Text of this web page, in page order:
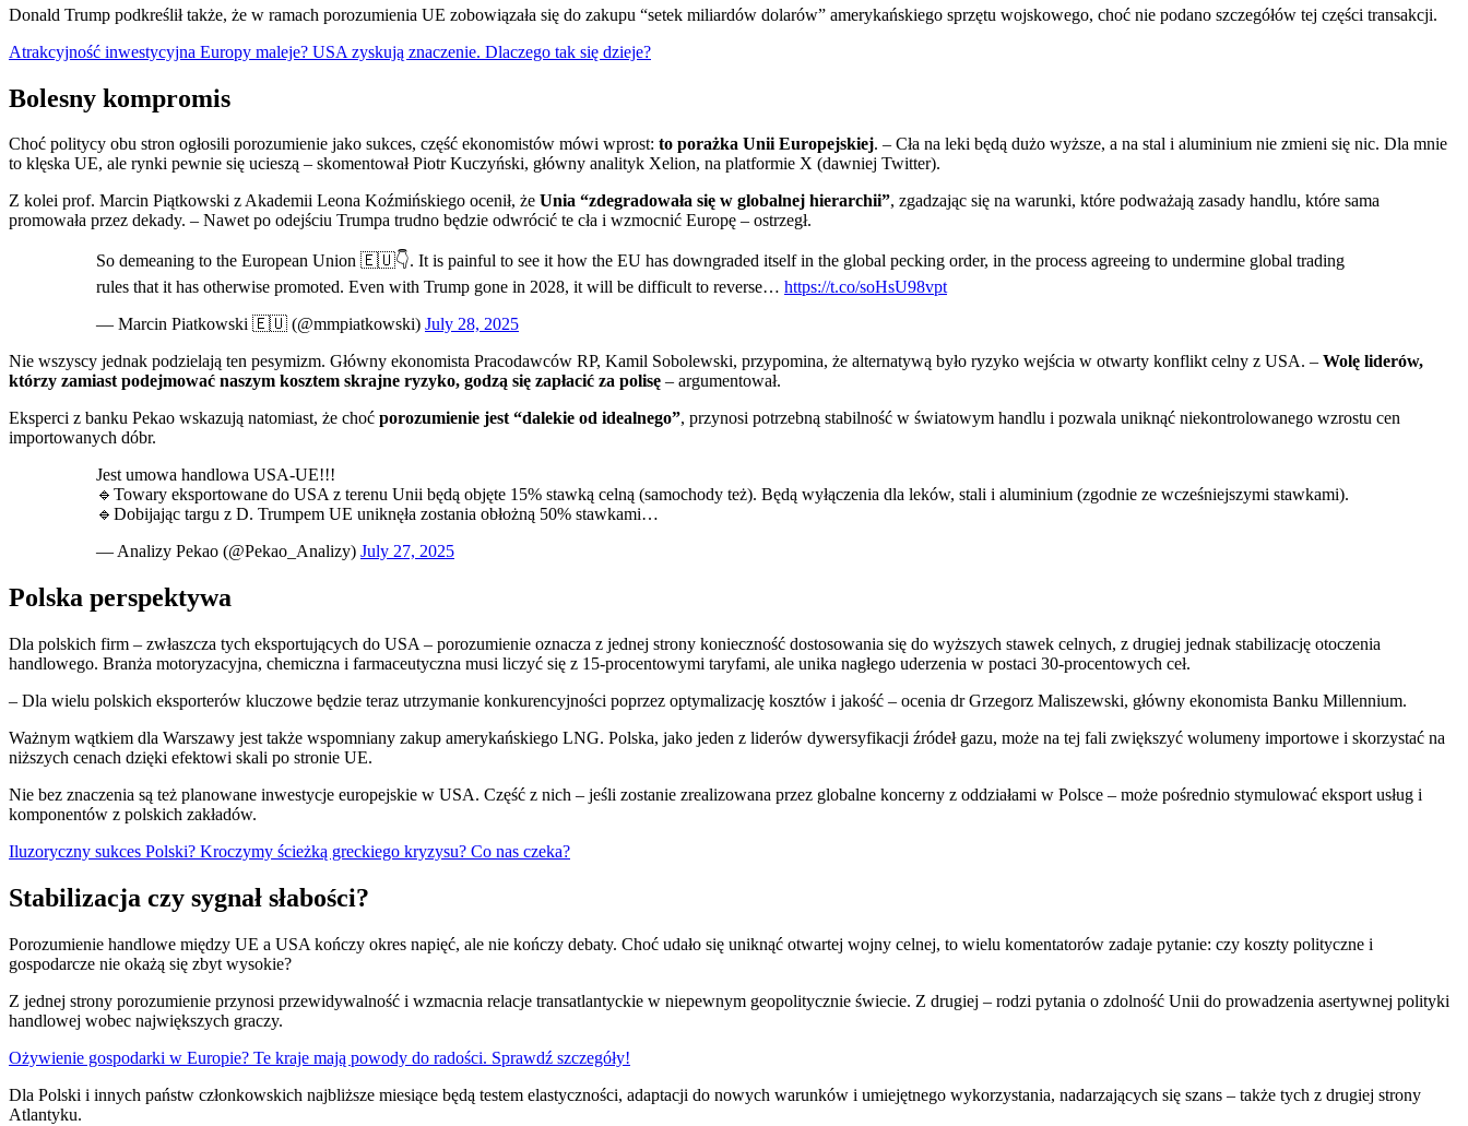
Donald Trump podkreślił także, że w ramach porozumienia UE zobowiązała się do zakupu “setek miliardów dolarów” amerykańskiego sprzętu wojskowego, choć nie podano szczegółów tej części transakcji.
Atrakcyjność inwestycyjna Europy maleje? USA zyskują znaczenie. Dlaczego tak się dzieje?
Bolesny kompromis
Choć politycy obu stron ogłosili porozumienie jako sukces, część ekonomistów mówi wprost: to porażka Unii Europejskiej. – Cła na leki będą dużo wyższe, a na stal i aluminium nie zmieni się nic. Dla mnie
to klęska UE, ale rynki pewnie się ucieszą – skomentował Piotr Kuczyński, główny analityk Xelion, na platformie X (dawniej Twitter).
Z kolei prof. Marcin Piątkowski z Akademii Leona Koźmińskiego ocenił, że Unia “zdegradowała się w globalnej hierarchii”, zgadzając się na warunki, które podważają zasady handlu, które sama
promowała przez dekady. – Nawet po odejściu Trumpa trudno będzie odwrócić te cła i wzmocnić Europę – ostrzegł.
So demeaning to the European Union 🇪🇺👇. It is painful to see it how the EU has downgraded itself in the global pecking order, in the process agreeing to undermine global trading
rules that it has otherwise promoted. Even with Trump gone in 2028, it will be difficult to reverse… https://t.co/soHsU98vpt
— Marcin Piatkowski 🇪🇺 (@mmpiatkowski) July 28, 2025
Nie wszyscy jednak podzielają ten pesymizm. Główny ekonomista Pracodawców RP, Kamil Sobolewski, przypomina, że alternatywą było ryzyko wejścia w otwarty konflikt celny z USA. – Wolę liderów,
którzy zamiast podejmować naszym kosztem skrajne ryzyko, godzą się zapłacić za polisę – argumentował.
Eksperci z banku Pekao wskazują natomiast, że choć porozumienie jest “dalekie od idealnego”, przynosi potrzebną stabilność w światowym handlu i pozwala uniknąć niekontrolowanego wzrostu cen
importowanych dóbr.
Jest umowa handlowa USA-UE!!!
🔹️Towary eksportowane do USA z terenu Unii będą objęte 15% stawką celną (samochody też). Będą wyłączenia dla leków, stali i aluminium (zgodnie ze wcześniejszymi stawkami).
🔹️Dobijając targu z D. Trumpem UE uniknęła zostania obłożną 50% stawkami…
— Analizy Pekao (@Pekao_Analizy) July 27, 2025
Polska perspektywa
Dla polskich firm – zwłaszcza tych eksportujących do USA – porozumienie oznacza z jednej strony konieczność dostosowania się do wyższych stawek celnych, z drugiej jednak stabilizację otoczenia
handlowego. Branża motoryzacyjna, chemiczna i farmaceutyczna musi liczyć się z 15-procentowymi taryfami, ale unika nagłego uderzenia w postaci 30-procentowych ceł.
– Dla wielu polskich eksporterów kluczowe będzie teraz utrzymanie konkurencyjności poprzez optymalizację kosztów i jakość – ocenia dr Grzegorz Maliszewski, główny ekonomista Banku Millennium.
Ważnym wątkiem dla Warszawy jest także wspomniany zakup amerykańskiego LNG. Polska, jako jeden z liderów dywersyfikacji źródeł gazu, może na tej fali zwiększyć wolumeny importowe i skorzystać na
niższych cenach dzięki efektowi skali po stronie UE.
Nie bez znaczenia są też planowane inwestycje europejskie w USA. Część z nich – jeśli zostanie zrealizowana przez globalne koncerny z oddziałami w Polsce – może pośrednio stymulować eksport usług i
komponentów z polskich zakładów.
Iluzoryczny sukces Polski? Kroczymy ścieżką greckiego kryzysu? Co nas czeka?
Stabilizacja czy sygnał słabości?
Porozumienie handlowe między UE a USA kończy okres napięć, ale nie kończy debaty. Choć udało się uniknąć otwartej wojny celnej, to wielu komentatorów zadaje pytanie: czy koszty polityczne i
gospodarcze nie okażą się zbyt wysokie?
Z jednej strony porozumienie przynosi przewidywalność i wzmacnia relacje transatlantyckie w niepewnym geopolitycznie świecie. Z drugiej – rodzi pytania o zdolność Unii do prowadzenia asertywnej polityki
handlowej wobec największych graczy.
Ożywienie gospodarki w Europie? Te kraje mają powody do radości. Sprawdź szczegóły!
Dla Polski i innych państw członkowskich najbliższe miesiące będą testem elastyczności, adaptacji do nowych warunków i umiejętnego wykorzystania, nadarzających się szans – także tych z drugiej strony
Atlantyku.